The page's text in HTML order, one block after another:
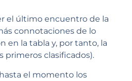
el último encuentro de la
connotaciones de lo
en la tabla y, por tanto, la
primeros clasificados).
el momento los